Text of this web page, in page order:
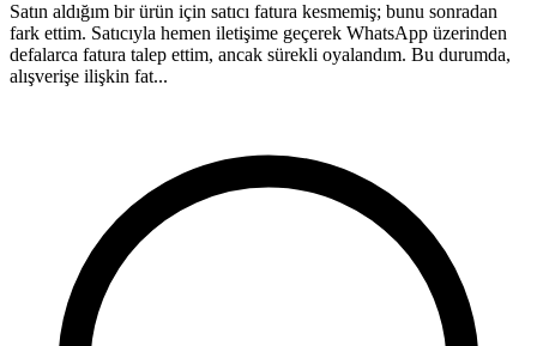
Satın aldığım bir ürün için satıcı fatura kesmemiş; bunu sonradan
fark ettim. Satıcıyla hemen iletişime geçerek WhatsApp üzerinden
defalarca fatura talep ettim, ancak sürekli oyalandım. Bu durumda,
alışverişe ilişkin fat...